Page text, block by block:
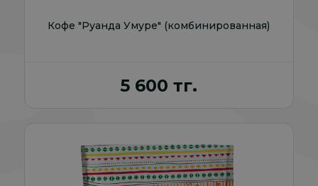
Кофе "Руанда Умуре" (комбинированная)
5 600 тг.